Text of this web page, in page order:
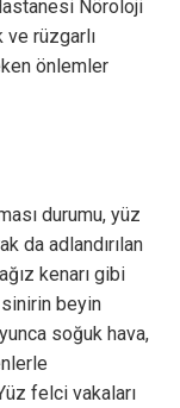
Nöroloji
ve rüzgarlı
önlemler
durumu, yüz
da adlandırılan
kenarı gibi
beyin
soğuk hava,
felci vakaları